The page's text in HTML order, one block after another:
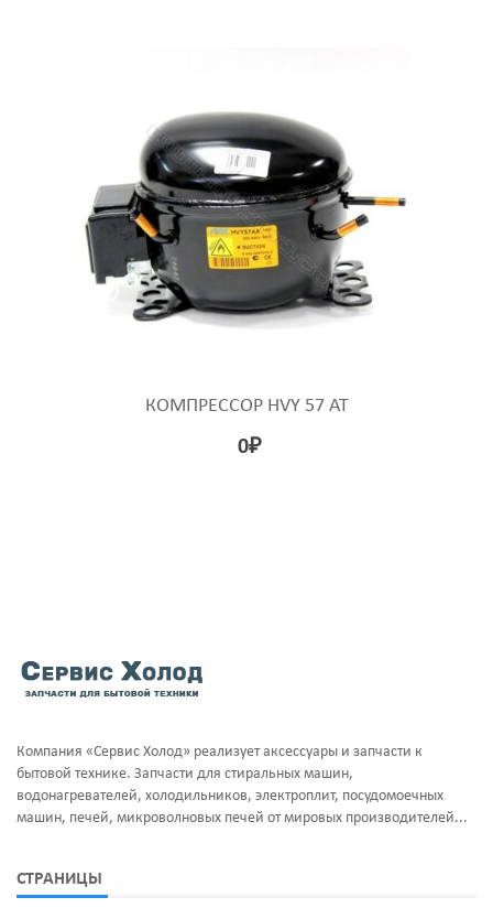
КОМПРЕССОР HVY 57 AT
0₽
Компания «Сервис Холод» реализует аксессуары и запчасти к
бытовой технике. Запчасти для стиральных машин,
водонагревателей, холодильников, электроплит, посудомоечных
машин, печей, микроволновых печей от мировых производителей...
СТРАНИЦЫ